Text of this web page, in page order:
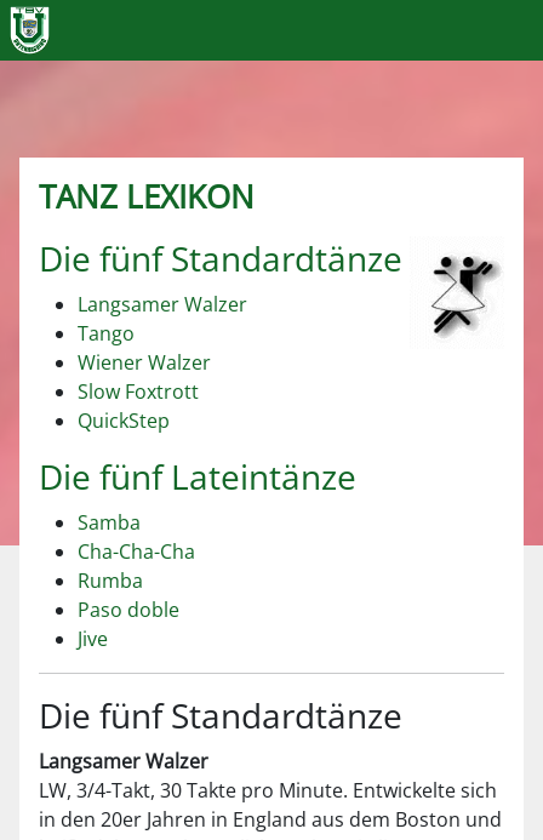
TANZ LEXIKON
Die fünf Standardtänze
Langsamer Walzer
Tango
Wiener Walzer
Slow Foxtrott
QuickStep
Die fünf Lateintänze
Samba
Cha-Cha-Cha
Rumba
Paso doble
Jive
Die fünf Standardtänze
Langsamer Walzer
LW, 3/4-Takt, 30 Takte pro Minute. Entwickelte sich
in den 20er Jahren in England aus dem Boston und